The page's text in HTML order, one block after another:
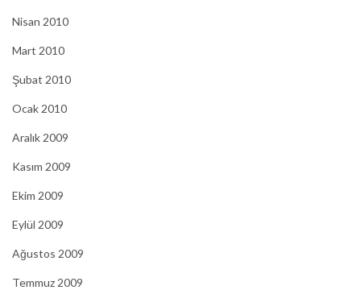
Nisan 2010
Mart 2010
Şubat 2010
Ocak 2010
Aralık 2009
Kasım 2009
Ekim 2009
Eylül 2009
Ağustos 2009
Temmuz 2009